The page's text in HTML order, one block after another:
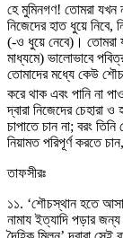
হে মুমিনগণ! তোমরা যখন
নিজেদের হাত ধুয়ে নিবে,
(-ও ধুয়ে নেবে)। তোমরা
মাধ্যমে) ভালোভাবে
তোমাদের মধ্যে কেউ
করে থাক এবং পানি না
দ্বারা নিজেদের
চাপাতে চান না; বরং
নিয়ামত পরিপূর্ণ করতে
তাফসীরঃ
১১. ‘শৌচস্থান হতে
নামায ইত্যাদি পড়ার